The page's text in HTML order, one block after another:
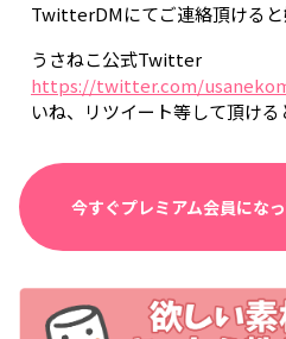
TwitterDMにてご連絡頂けると
うさねこ公式Twitter
https://twitter.com/
いね、リツイート等して頂け
今すぐプレミアム会員にな